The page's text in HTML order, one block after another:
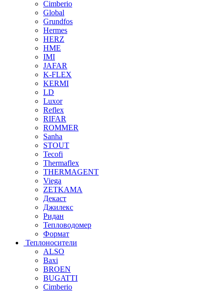
Cimberio
Global
Grundfos
Hermes
HERZ
HME
IMI
JAFAR
K-FLEX
KERMI
LD
Luxor
Reflex
RIFAR
ROMMER
Sanha
STOUT
Tecofi
Thermaflex
THERMAGENT
Viega
ZETKAMA
Декаст
Джилекс
Ридан
Тепловодомер
Формат
Теплоносители
ALSO
Baxi
BROEN
BUGATTI
Cimberio